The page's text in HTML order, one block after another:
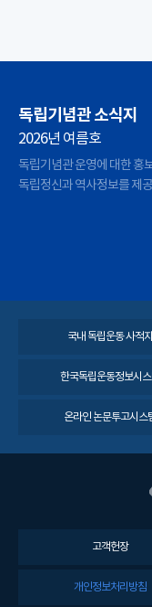
독립기념관 소식지
2026년 여름호
독립기념관 운영에 대한 홍
독립정신과 역사정보를 제
국내 독립운동 사적지
한국독립운동정보시
온라인 논문투고시스
고객헌장
개인정보처리방침